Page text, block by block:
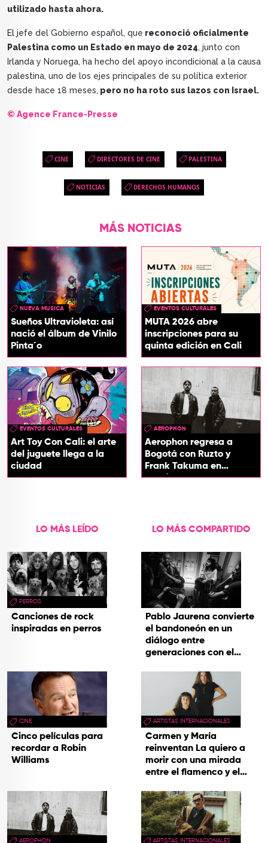
utilizado hasta ahora.
El jefe del Gobierno español, que reconoció oficialmente
Palestina como un Estado en mayo de 2024, junto con
Irlanda y Noruega, ha hecho del apoyo incondicional a la causa
palestina, uno de los ejes principales de su política exterior
desde hace 18 meses, pero no ha roto sus lazos con Israel.
© Agence France-Presse
CINE DIRECTORES DE CINE PALESTINA
NOTICIAS DERECHOS HUMANOS
MÁS NOTICIAS
NUEVA MUSICA
Sueños Ultravioleta: así
nació el álbum de Vinilo
Pinta´o
EVENTOS CULTURALES
MUTA 2026 abre
inscripciones para su
quinta edición en Cali
EVENTOS CULTURALES
Art Toy Con Cali: el arte
del juguete llega a la
ciudad
AEROPHON
Aerophon regresa a
Bogotá con Ruzto y
Frank Takuma en
concierto
LO MÁS LEÍDO
PERROS
Canciones de rock
inspiradas en perros
CINE
Cinco películas para
recordar a Robin
Williams
AEROPHON
LO MÁS COMPARTIDO
Pablo Jaurena convierte
el bandoneón en un
diálogo entre
generaciones con el
hecho cenizas
ARTISTAS INTERNACIONALES
Carmen y María
reinventan La quiero a
morir con una mirada
entre el flamenco y el
ARTISTAS INTERNACIONALES